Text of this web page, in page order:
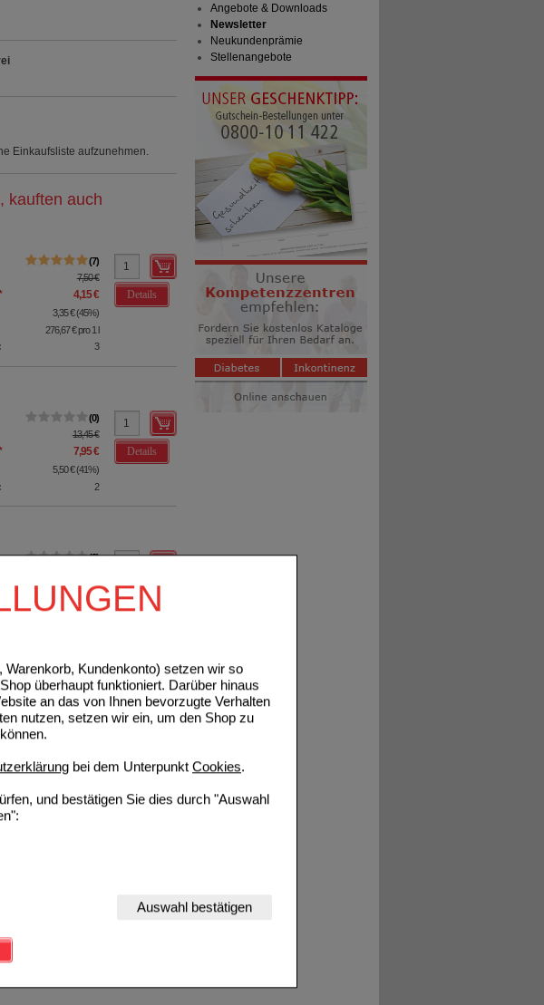
Kundenkonto) setzen wir so
überhaupt funktioniert. Darüber hinaus
an das von Ihnen bevorzugte Verhalten
nutzen, setzen wir ein, um den Shop zu
bei dem Unterpunkt Cookies.
und bestätigen Sie dies durch "Auswahl
Grundfunktionen unserer Website
diese nicht verzichtet werden kann.
ansprechender zu gestalten,
an bevorzugte Verhaltensweisen (z.B.
Auswahl bestätigen
Einkaufsliste aufzunehmen.
kauften auch
7
7,50 €
4,15 €
3,35 €(45%)
276,67 €pro 1 l
3
Details
0
13,45 €
7,95 €
5,50 €(41%)
2
Details
0
28,90 €
11,05 €(28%)
Details
Angebote & Downloads
Newsletter
Neukundenprämie
Stellenangebote